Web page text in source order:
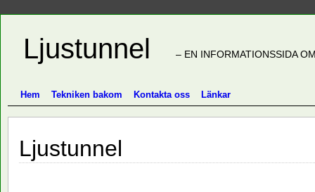
Ljustunnel – EN INFORMATIONSSIDA
Hem Tekniken bakom Kontakta oss Länkar
Ljustunnel